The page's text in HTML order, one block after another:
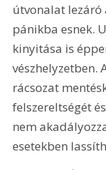
útvonalat lezáró
pánikba esnek.
kinyitása is
vészhelyzetben.
rácsozat
felszereltségét
nem
esetekben